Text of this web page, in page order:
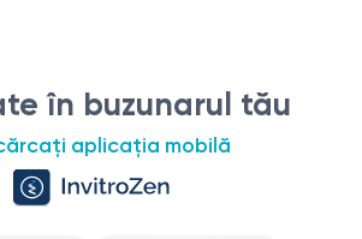
în buzunarul tău
aplicația mobilă